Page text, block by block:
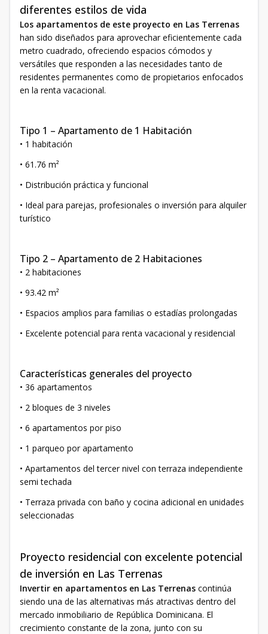
diferentes estilos de vida
Los apartamentos de este proyecto en Las Terrenas
han sido diseñados para aprovechar eficientemente cada
metro cuadrado, ofreciendo espacios cómodos y
versátiles que responden a las necesidades tanto de
residentes permanentes como de propietarios enfocados
en la renta vacacional.
Tipo 1 – Apartamento de 1 Habitación
• 1 habitación
• 61.76 m²
• Distribución práctica y funcional
• Ideal para parejas, profesionales o inversión para alquiler
turístico
Tipo 2 – Apartamento de 2 Habitaciones
• 2 habitaciones
• 93.42 m²
• Espacios amplios para familias o estadías prolongadas
• Excelente potencial para renta vacacional y residencial
Características generales del proyecto
• 36 apartamentos
• 2 bloques de 3 niveles
• 6 apartamentos por piso
• 1 parqueo por apartamento
• Apartamentos del tercer nivel con terraza independiente
semi techada
• Terraza privada con baño y cocina adicional en unidades
seleccionadas
Proyecto residencial con excelente potencial
de inversión en Las Terrenas
Invertir en apartamentos en Las Terrenas continúa
siendo una de las alternativas más atractivas dentro del
mercado inmobiliario de República Dominicana. El
crecimiento constante de la zona, junto con su